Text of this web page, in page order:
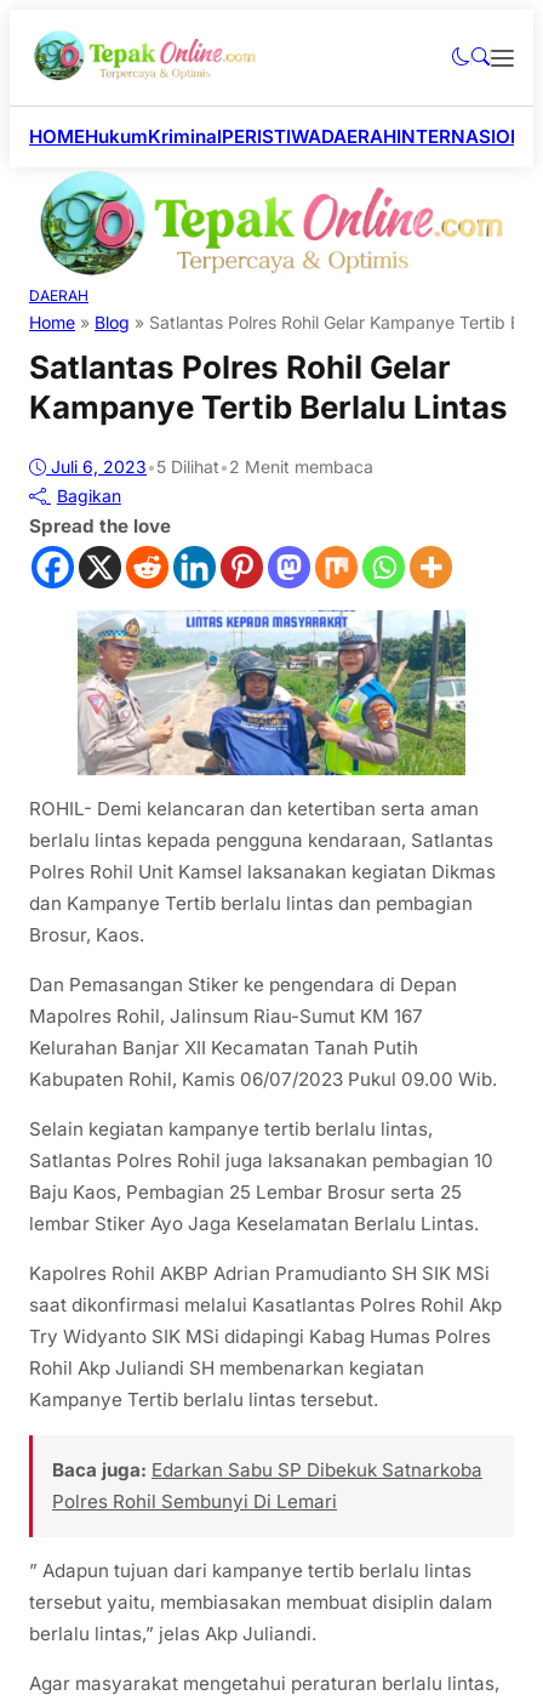
HOMEHukumKriminalPERISTIWADAERAH
DAERAH
Home » Blog » Satlantas Polres Rohil Gelar Kampanye Tertib
Satlantas Polres Rohil Gelar
Kampanye Tertib Berlalu Lintas
Juli 6, 2023•5 Dilihat•2 Menit membaca
Bagikan
Spread the love
ROHIL- Demi kelancaran dan ketertiban serta aman
berlalu lintas kepada pengguna kendaraan, Satlantas
Polres Rohil Unit Kamsel laksanakan kegiatan Dikmas
dan Kampanye Tertib berlalu lintas dan pembagian
Brosur, Kaos.
Dan Pemasangan Stiker ke pengendara di Depan
Mapolres Rohil, Jalinsum Riau-Sumut KM 167
Kelurahan Banjar XII Kecamatan Tanah Putih
Kabupaten Rohil, Kamis 06/07/2023 Pukul 09.00 Wib.
Selain kegiatan kampanye tertib berlalu lintas,
Satlantas Polres Rohil juga laksanakan pembagian 10
Baju Kaos, Pembagian 25 Lembar Brosur serta 25
lembar Stiker Ayo Jaga Keselamatan Berlalu Lintas.
Kapolres Rohil AKBP Adrian Pramudianto SH SIK MSi
saat dikonfirmasi melalui Kasatlantas Polres Rohil Akp
Try Widyanto SIK MSi didapingi Kabag Humas Polres
Rohil Akp Juliandi SH membenarkan kegiatan
Kampanye Tertib berlalu lintas tersebut.
Baca juga: Edarkan Sabu SP Dibekuk Satnarkoba
Polres Rohil Sembunyi Di Lemari
” Adapun tujuan dari kampanye tertib berlalu lintas
tersebut yaitu, membiasakan membuat disiplin dalam
berlalu lintas,” jelas Akp Juliandi.
Agar masyarakat mengetahui peraturan berlalu lintas,